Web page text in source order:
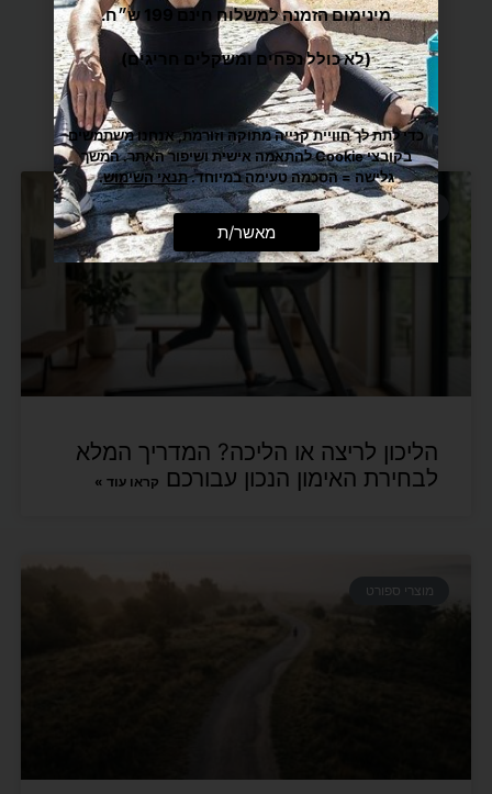
כתבות נוספות
מוצרי ספורט
הליכון לריצה או הליכה? המדריך המלא
לבחירת האימון הנכון עבורכם קראו עוד »
מוצרי ספורט
מינימום הזמנה למשלוח חינם 199 ש״ח.
(לא כולל נפחים ומשקלים חריגים)
כדי לתת לך חוויית קנייה מתוקה וזורמת, אנחנו משתמשים
בקובצי Cookie להתאמה אישית ושיפור האתר. המשך
גלישה = הסכמה טעימה במיוחד.תנאי השימוש.
מאשר/ת